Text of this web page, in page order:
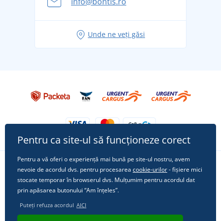
pentru vacanță fără griji
Tricoul preferat City în rol principal: ținute pentru
Unde ne veți găsi
Urmărește-ne pe rețelele sociale
Pentru ca site-ul să funcționeze corect
Pentru a vă oferi o experiență mai bună pe site-ul nostru, avem
nevoie de acordul dvs. pentru procesarea cookie-urilor- fișiere mici
stocate temporar în browserul dvs. Mulțumim pentru acordul dat
prin apăsarea butonului “Am înțeles”.
Puteți refuza acordul AICI